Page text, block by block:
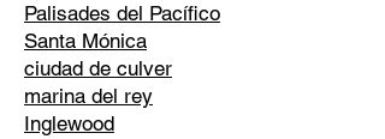
Palisades del Pacífico
Santa Mónica
ciudad de culver
marina del rey
Inglewood